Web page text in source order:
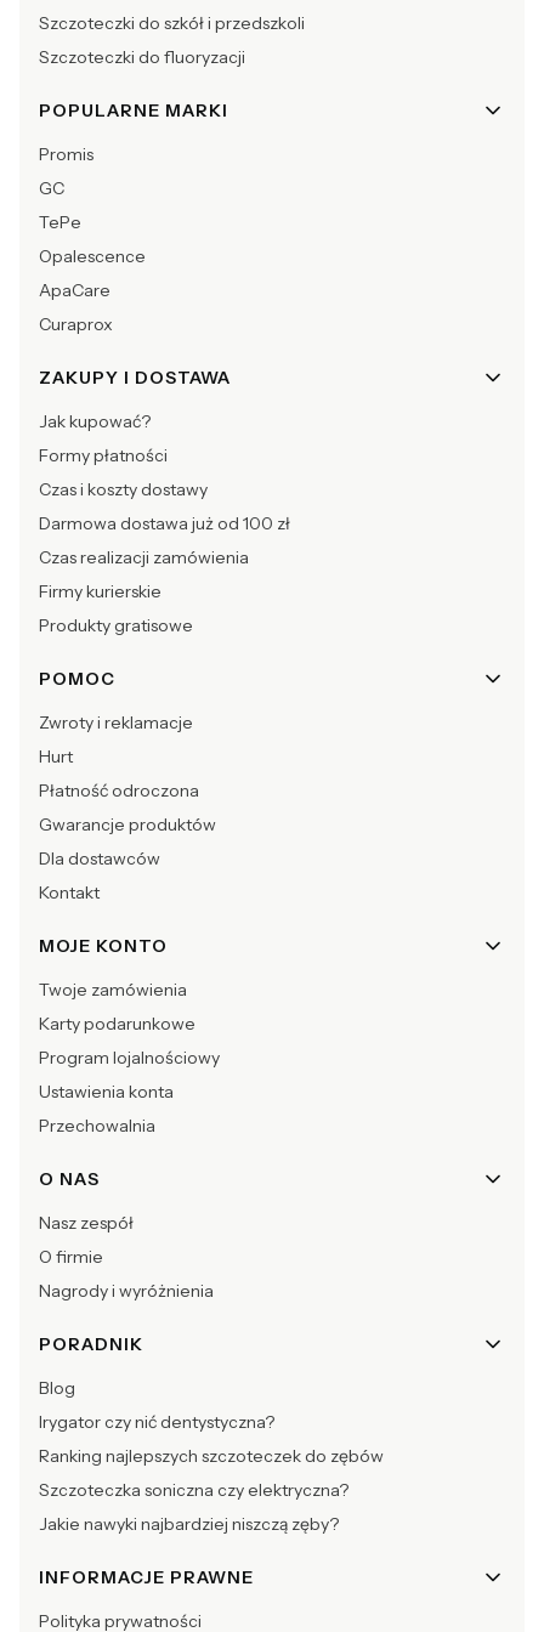
Szczoteczki do szkół i przedszkoli
Szczoteczki do fluoryzacji
POPULARNE MARKI
Promis
GC
TePe
Opalescence
ApaCare
Curaprox
ZAKUPY I DOSTAWA
Jak kupować?
Formy płatności
Czas i koszty dostawy
Darmowa dostawa już od 100 zł
Czas realizacji zamówienia
Firmy kurierskie
Produkty gratisowe
POMOC
Zwroty i reklamacje
Hurt
Płatność odroczona
Gwarancje produktów
Dla dostawców
Kontakt
MOJE KONTO
Twoje zamówienia
Karty podarunkowe
Program lojalnościowy
Ustawienia konta
Przechowalnia
O NAS
Nasz zespół
O firmie
Nagrody i wyróżnienia
PORADNIK
Blog
Irygator czy nić dentystyczna?
Ranking najlepszych szczoteczek do zębów
Szczoteczka soniczna czy elektryczna?
Jakie nawyki najbardziej niszczą zęby?
INFORMACJE PRAWNE
Polityka prywatności